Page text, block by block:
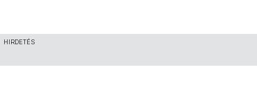
HIRDETÉS